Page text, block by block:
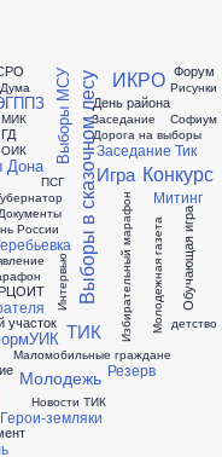
Дона
Выборы МСУВыборы в сказочном лесу
России
День района
Документы
Дорога на выборы
Заседание
Заседание Тик
ИКРО
Игра
Избирательный марафон
участок
Интервью
Конкурс
МИК
Маломобильные граждане
Митинг
Молодежная газета
Молодежь
земляки
Новости ТИК
ОИК
Обучающая игра
ППЗ
ПСГ
РЦОИТ
Резерв
Рисунки
Софиум
ТИК
Форум
детство